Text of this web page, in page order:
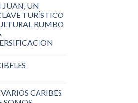
JUAN, UN
TURÍSTICO
RUMBO
VARIOS CARIBES